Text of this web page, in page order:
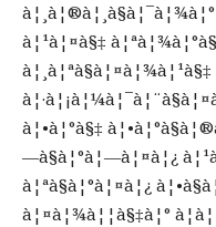
à¦¹à¦¤à§‡
à¦¸à¦ªà§à¦¤à¦¾à¦¹à§‡
à¦•à¦°à§‡
—à§à¦°à¦—à¦¤à¦¿
à¦ªà§à¦°à¦¤à¦¿
à¦¤à¦¾à¦¦à§‡à¦°